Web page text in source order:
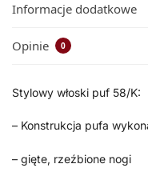
Informacje dodatkowe
Opinie 0
Stylowy włoski puf 58/K:
– Konstrukcja pufa
– gięte, rzeźbione nogi